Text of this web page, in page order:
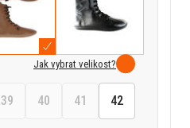
Jak vybrat velikost?
39 40 41 42